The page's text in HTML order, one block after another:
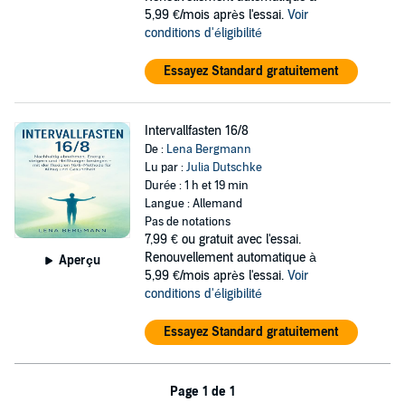
5,99 €/mois après l'essai. Voir
conditions d'éligibilité
Essayez Standard gratuitement
Aperçu
Intervallfasten 16/8
De : Lena Bergmann
Lu par :Julia Dutschke
Durée : 1 h et 19 min
Langue : Allemand
Pas de notations
7,99 € ou gratuit avec l'essai.
Renouvellement automatique à
5,99 €/mois après l'essai. Voir
conditions d'éligibilité
Essayez Standard gratuitement
Page 1 de 1